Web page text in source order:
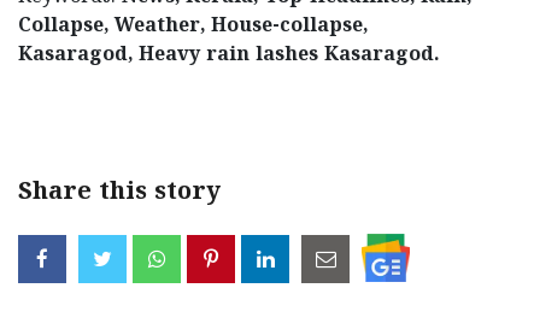
Collapse, Weather, House-collapse,
Kasaragod, Heavy rain lashes Kasaragod.
Share this story